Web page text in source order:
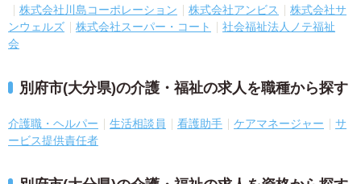
株式会社川島コーポレーション
株式会社アンビス
株式会社サ
ンウェルズ
株式会社スーパー・コート
社会福祉法人ノテ福祉
会
別府市(大分県)の介護・福祉の求人を職種から探す
介護職・ヘルパー 生活相談員 看護助手 ケアマネージャー
サ
ービス提供責任者